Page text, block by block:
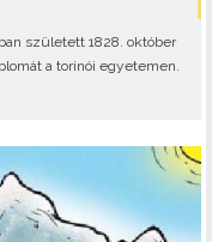
született 1828. október
a torinói egyetemen.